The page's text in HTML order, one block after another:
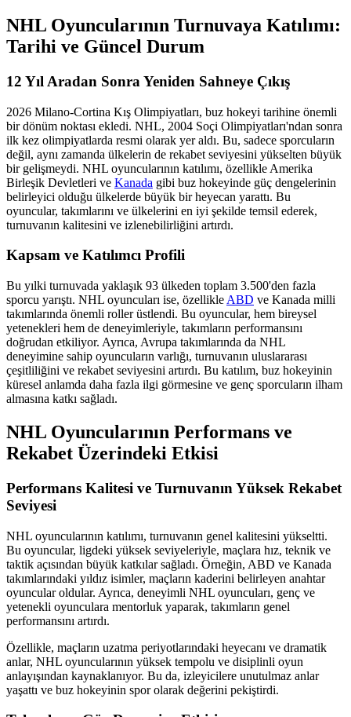
NHL Oyuncularının Turnuvaya Katılımı:
Tarihi ve Güncel Durum
12 Yıl Aradan Sonra Yeniden Sahneye Çıkış
2026 Milano-Cortina Kış Olimpiyatları, buz hokeyi tarihine önemli
bir dönüm noktası ekledi. NHL, 2004 Soçi Olimpiyatları'ndan sonra
ilk kez olimpiyatlarda resmi olarak yer aldı. Bu, sadece sporcuların
değil, aynı zamanda ülkelerin de rekabet seviyesini yükselten büyük
bir gelişmeydi. NHL oyuncularının katılımı, özellikle Amerika
Birleşik Devletleri ve Kanada gibi buz hokeyinde güç dengelerinin
belirleyici olduğu ülkelerde büyük bir heyecan yarattı. Bu
oyuncular, takımlarını ve ülkelerini en iyi şekilde temsil ederek,
turnuvanın kalitesini ve izlenebilirliğini artırdı.
Kapsam ve Katılımcı Profili
Bu yılki turnuvada yaklaşık 93 ülkeden toplam 3.500'den fazla
sporcu yarıştı. NHL oyuncuları ise, özellikle ABD ve Kanada milli
takımlarında önemli roller üstlendi. Bu oyuncular, hem bireysel
yetenekleri hem de deneyimleriyle, takımların performansını
doğrudan etkiliyor. Ayrıca, Avrupa takımlarında da NHL
deneyimine sahip oyuncuların varlığı, turnuvanın uluslararası
çeşitliliğini ve rekabet seviyesini artırdı. Bu katılım, buz hokeyinin
küresel anlamda daha fazla ilgi görmesine ve genç sporcuların ilham
almasına katkı sağladı.
NHL Oyuncularının Performans ve
Rekabet Üzerindeki Etkisi
Performans Kalitesi ve Turnuvanın Yüksek Rekabet
Seviyesi
NHL oyuncularının katılımı, turnuvanın genel kalitesini yükseltti.
Bu oyuncular, ligdeki yüksek seviyeleriyle, maçlara hız, teknik ve
taktik açısından büyük katkılar sağladı. Örneğin, ABD ve Kanada
takımlarındaki yıldız isimler, maçların kaderini belirleyen anahtar
oyuncular oldular. Ayrıca, deneyimli NHL oyuncuları, genç ve
yetenekli oyunculara mentorluk yaparak, takımların genel
performansını artırdı.
Özellikle, maçların uzatma periyotlarındaki heyecanı ve dramatik
anlar, NHL oyuncularının yüksek tempolu ve disiplinli oyun
anlayışından kaynaklanıyor. Bu da, izleyicilere unutulmaz anlar
yaşattı ve buz hokeyinin spor olarak değerini pekiştirdi.